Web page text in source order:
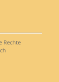
Rechte